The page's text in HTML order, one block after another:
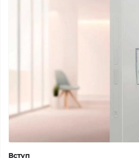
Вступ